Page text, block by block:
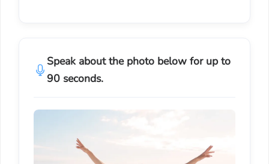
Speak about the photo below for up to
90 seconds.